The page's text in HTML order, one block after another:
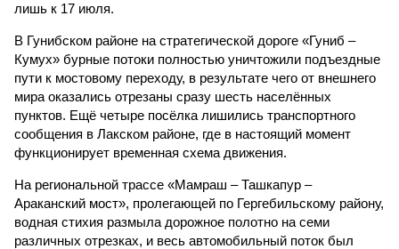
лишь к 17 июля.
В Гунибском районе на стратегической дороге «Гуниб –
Кумух» бурные потоки полностью уничтожили подъездные
пути к мостовому переходу, в результате чего от внешнего
мира оказались отрезаны сразу шесть населённых
пунктов. Ещё четыре посёлка лишились транспортного
сообщения в Лакском районе, где в настоящий момент
функционирует временная схема движения.
На региональной трассе «Мамраш – Ташкапур –
Араканский мост», пролегающей по Гергебильскому району,
водная стихия размыла дорожное полотно на семи
различных отрезках, и весь автомобильный поток был